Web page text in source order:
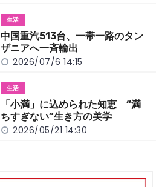
生活
中国重汽513台、一帯一路のタン
ザニアへ一斉輸出
2026/07/6 14:15
生活
「小満」に込められた知恵 “満
ちすぎない”生き方の美学
2026/05/21 14:30